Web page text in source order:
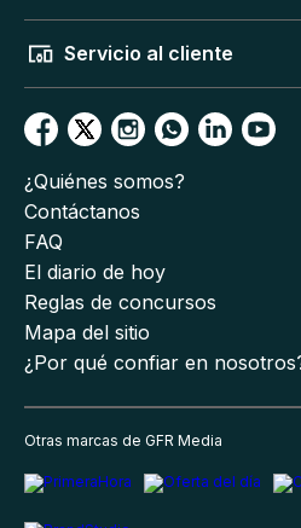
Servicio al cliente
¿Quiénes somos?
Contáctanos
FAQ
El diario de hoy
Reglas de concursos
Mapa del sitio
¿Por qué confiar en
Otras marcas de GFR Media